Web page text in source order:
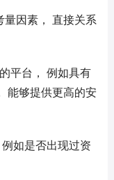
量因素， 直接关系
平台， 例如具有
能够提供更高的安
如是否出现过资